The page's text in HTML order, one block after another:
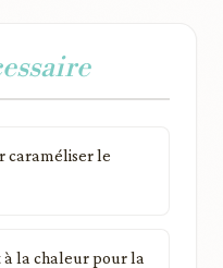
caraméliser le
la chaleur pour la